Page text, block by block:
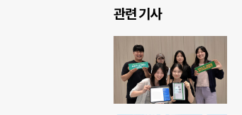
관련 기사